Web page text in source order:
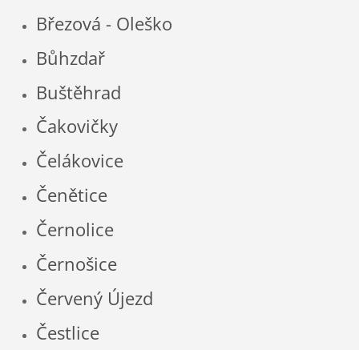
Březová - Oleško
Bůhzdař
Buštěhrad
Čakovičky
Čelákovice
Čenětice
Černolice
Černošice
Červený Újezd
Čestlice